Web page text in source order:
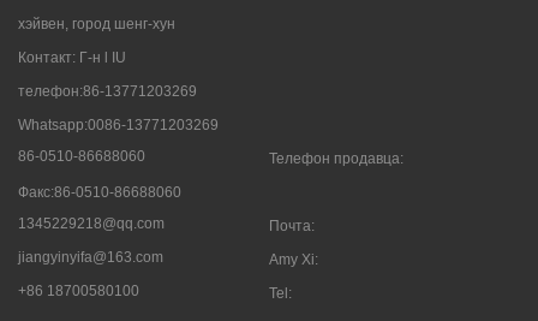
хэйвен, город шенг-хун
Контакт: Г-н l IU
телефон:86-13771203269
Whatsapp:0086-13771203269
Телефон продавца:
86-0510-86688060
Факс:86-0510-86688060
Почта:
1345229218@qq.com
Amy Xi:
jiangyinyifa@163.com
Tel:
+86 18700580100